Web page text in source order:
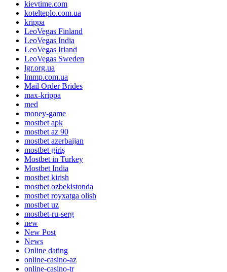
kievtime.com
kotelteplo.com.ua
krippa
LeoVegas Finland
LeoVegas India
LeoVegas Irland
LeoVegas Sweden
lgr.org.ua
lmmp.com.ua
Mail Order Brides
max-krippa
med
money-game
mostbet apk
mostbet az 90
mostbet azerbaijan
mostbet giriş
Mostbet in Turkey
Mostbet India
mostbet kirish
mostbet ozbekistonda
mostbet royxatga olish
mostbet uz
mostbet-ru-serg
new
New Post
News
Online dating
online-casino-az
online-casino-tr